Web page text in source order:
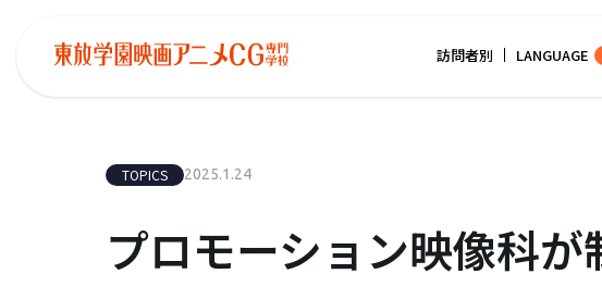
訪問者別 LANGUAGE
TOPICS 2025.1.24
プロモーション映像科